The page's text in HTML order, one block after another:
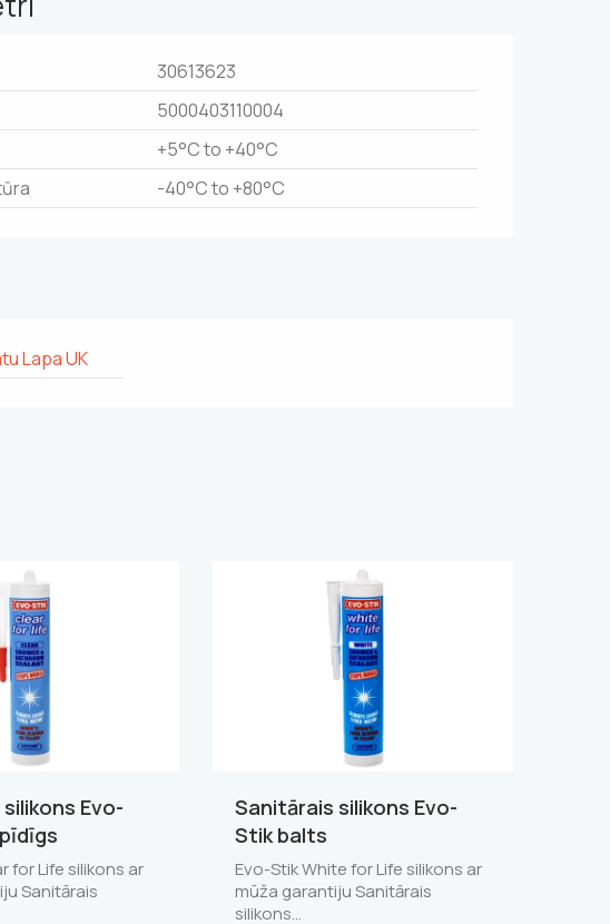
30613623
5000403110004
+5°C to +40°C
-40°C to +80°C
Lapa UK
Evo-
for Life silikons ar
Sanitārais
Sanitārais silikons Evo-
Stik balts
Evo-Stik White for Life silikons ar
mūža garantiju Sanitārais
silikons…